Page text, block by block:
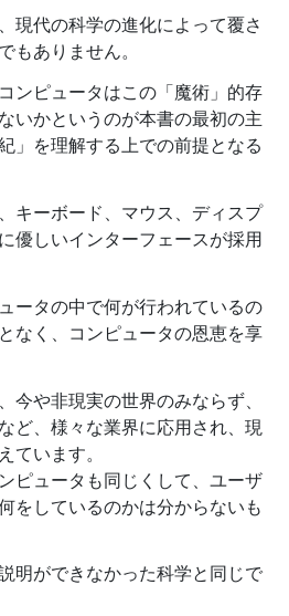
現代の科学の進化によって覆さ
もありません。
ンピュータはこの「魔術」的存
いかというのが本書の最初の主
」を理解する上での前提となる
キーボード、マウス、ディスプ
優しいインターフェースが採用
ータの中で何が行われているの
なく、コンピュータの恩恵を享
今や非現実の世界のみならず、
ど、様々な業界に応用され、現
ています。
ピュータも同じくして、ユーザ
をしているのかは分からないも
明ができなかった科学と同じで